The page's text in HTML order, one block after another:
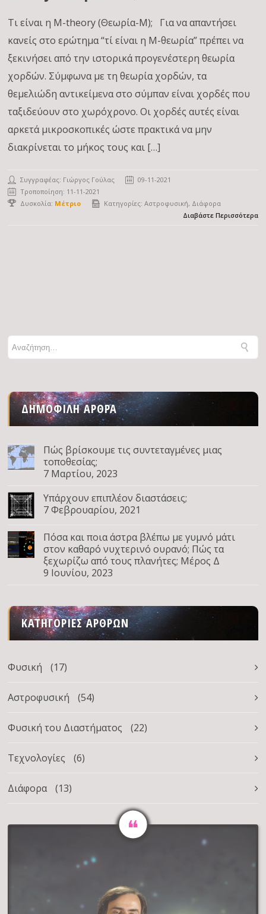
Τι είναι η Μ-theory (Θεωρία-Μ); Για να απαντήσει
κανείς στο ερώτημα “τί είναι η Μ-θεωρία” πρέπει να
ξεκινήσει από την ιστορικά προγενέστερη θεωρία
χορδών. Σύμφωνα με τη θεωρία χορδών, τα
θεμελιώδη αντικείμενα στο σύμπαν είναι χορδές που
ταξιδεύουν στο χωρόχρονο. Οι χορδές αυτές είναι
αρκετά μικροσκοπικές ώστε πρακτικά να μην
διακρίνεται το μήκος τους και […]
Συγγραφέας: Γιώργος Γούλας
09-11-2021
Τροποποίηση: 11-11-2021
Δυσκολία: Μέτριο Κατηγορίες:Αστροφυσική Διάφορα
Διαβάστε Περισσότερα
ΔΗΜΟΦΙΛΉ ΆΡΘΡΑ
Πώς βρίσκουμε τις συντεταγμένες μιας
τοποθεσίας;
7 Μαρτίου, 2023
Υπάρχουν επιπλέον διαστάσεις;
7 Φεβρουαρίου, 2021
Πόσα και ποια άστρα βλέπω με γυμνό μάτι
στον καθαρό νυχτερινό ουρανό; Πώς τα
ξεχωρίζω από τους πλανήτες; Μέρος Δ
9 Ιουνίου, 2023
ΚΑΤΗΓΟΡΊΕΣ ΆΡΘΡΩΝ
Φυσική (17)
Αστροφυσική (54)
Φυσική του Διαστήματος (22)
Τεχνολογίες (6)
Διάφορα (13)